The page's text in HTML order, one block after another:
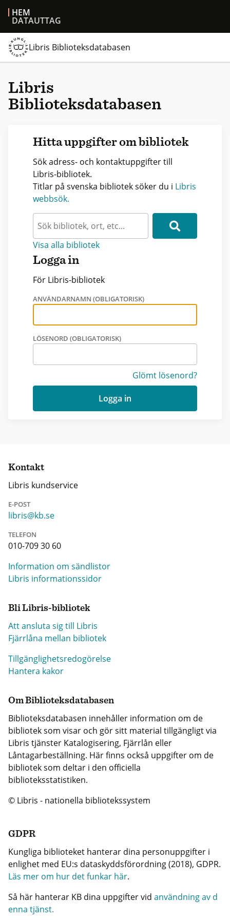
HEM
DATAUTTAG
Libris Biblioteksdatabasen
Libris
Biblioteksdatabasen
Hitta uppgifter om bibliotek
Sök adress- och kontaktuppgifter till
Libris-bibliotek.
Titlar på svenska bibliotek söker du i Libris
webbsök.
Visa alla bibliotek
Logga in
För Libris-bibliotek
ANVÄNDARNAMN (OBLIGATORISK)
LÖSENORD (OBLIGATORISK)
Glömt lösenord?
Logga in
Kontakt
Libris kundservice
E-POST
libris@kb.se
TELEFON
010-709 30 60
Information om sändlistor
Libris informationssidor
Bli Libris-bibliotek
Att ansluta sig till Libris
Fjärrlåna mellan bibliotek
Tillgänglighetsredogörelse
Hantera kakor
Om Biblioteksdatabasen
Biblioteksdatabasen innehåller information om de
bibliotek som visar och gör sitt material tillgängligt via
Libris tjänster Katalogisering, Fjärrlån eller
Låntagarbeställning. Här finns också uppgifter om de
bibliotek som deltar i den officiella
biblioteksstatistiken.
© Libris - nationella bibliotekssystem
GDPR
Kungliga biblioteket hanterar dina personuppgifter i
enlighet med EU:s dataskyddsförordning (2018), GDPR.
Läs mer om hur det funkar här.
Så här hanterar KB dina uppgifter vid användning av d
enna tjänst.